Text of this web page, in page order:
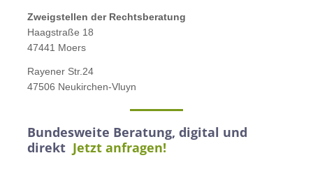
Zweigstellen der Rechtsberatung
Haagstraße 18
47441 Moers
Rayener Str.24
47506 Neukirchen-Vluyn
Bundesweite Beratung, digital und
direkt Jetzt anfragen!